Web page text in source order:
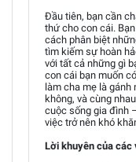
Đầu tiên, bạn cần
thứ cho con cái.
cách phân biệt
tìm kiếm sự hoàn
với tất cả những gì
con cái bạn muốn
làm cha mẹ là gánh
không, và cùng
cuộc sống gia đình
việc trở nên khó
Lời khuyên của các